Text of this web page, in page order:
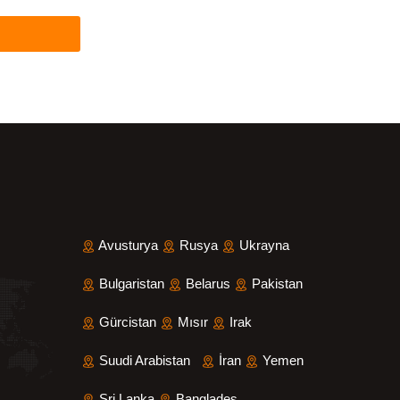
Avusturya
Rusya Ukrayna
Bulgaristan Belarus Pakistan
Gürcistan Mısır Irak
Suudi Arabistan İran Yemen